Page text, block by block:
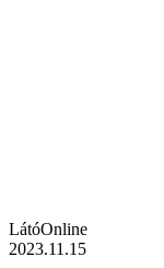
LátóOnline
2023.11.15